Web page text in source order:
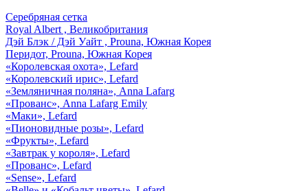
Серебряная сетка
Royal Albert , Великобритания
Дэй Блэк / Дэй Уайт , Prouna, Южная Корея
Перидот, Prouna, Южная Корея
«Королевская охота», Lefard
«Королевский ирис», Lefard
«Земляничная поляна», Anna Lafarg
«Прованс», Anna Lafarg Emily
«Маки», Lefard
«Пионовидные розы», Lefard
«Фрукты», Lefard
«Завтрак у короля», Lefard
«Прованс», Lefard
«Sense», Lefard